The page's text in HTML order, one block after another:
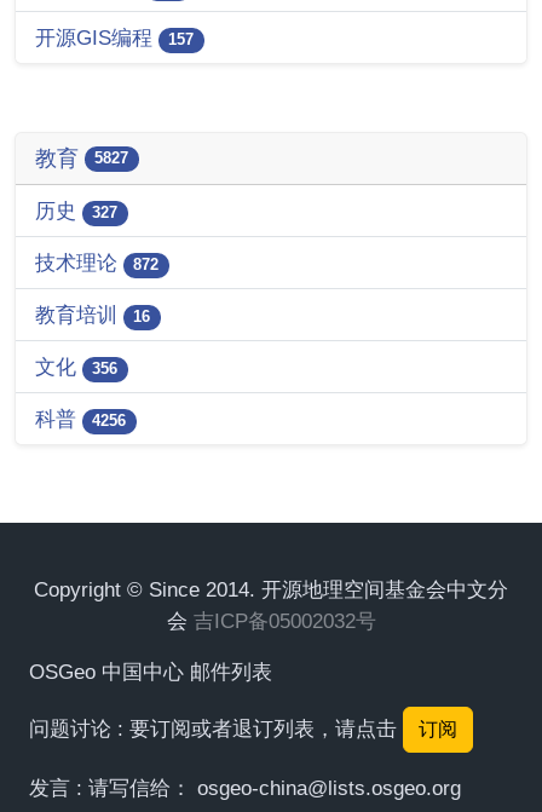
开源GIS编程 157
教育 5827
历史 327
技术理论 872
教育培训 16
文化 356
科普 4256
Copyright © Since 2014. 开源地理空间基金会中文分
会 吉ICP备05002032号
OSGeo 中国中心 邮件列表
问题讨论 : 要订阅或者退订列表，请点击 订阅
发言 : 请写信给： osgeo-china@lists.osgeo.org